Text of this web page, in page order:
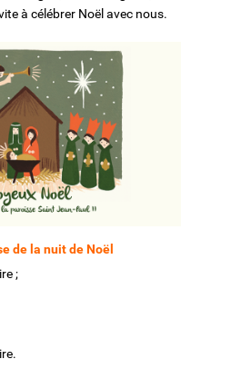
à célébrer Noël avec nous.
de la nuit de Noël
;